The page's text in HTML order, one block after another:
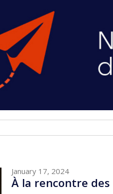
January 17, 2024
À la rencontre des